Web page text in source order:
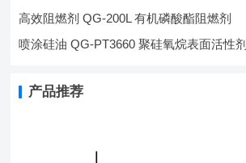
高效阻燃剂 QG-200L 有机磷酸酯阻燃剂
喷涂硅油 QG-PT3660 聚硅氧烷表面活性剂
产品推荐